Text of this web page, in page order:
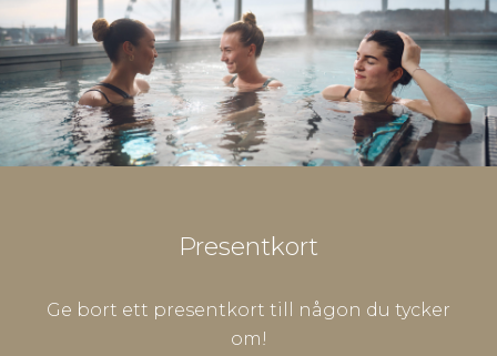
Presentkort
Ge bort ett presentkort till någon du tycker
om!